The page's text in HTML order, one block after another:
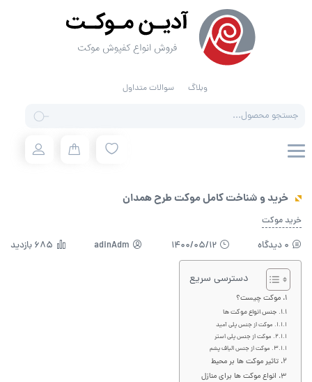
وبلاگ سوالات متداول
search
خرید و شناخت کامل موکت طرح همدان
خرید موکت
0 دیدگاه 1400/05/12
adinAdm 685 بازدید
دسترسی سریع
موکت چیست؟
جنس انواع موکت ها
موکت از جنس پلی آمید
موکت از جنس پلی استر
موکت از جنس الیاف پشم
تاثیر موکت ها بر محیط
انواع موکت ها برای منازل